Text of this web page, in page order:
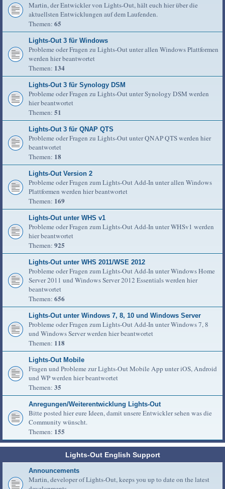
Martin, der Entwickler von Lights-Out, hält euch hier über die
aktuellsten Entwicklungen auf dem Laufenden.
Themen: 65
Lights-Out 3 für Windows
Probleme oder Fragen zu Lights-Out unter allen Windows Plattformen
werden hier beantwortet
Themen: 134
Lights-Out 3 für Synology DSM
Probleme oder Fragen zu Lights-Out unter Synology DSM werden
hier beantwortet
Themen: 51
Lights-Out 3 für QNAP QTS
Probleme oder Fragen zu Lights-Out unter QNAP QTS werden hier
beantwortet
Themen: 18
Lights-Out Version 2
Probleme oder Fragen zum Lights-Out Add-In unter allen Windows
Plattformen werden hier beantwortet
Themen: 169
Lights-Out unter WHS v1
Probleme oder Fragen zum Lights-Out Add-In unter WHSv1 werden
hier beantwortet
Themen: 925
Lights-Out unter WHS 2011/WSE 2012
Probleme oder Fragen zum Lights-Out Add-In unter Windows Home
Server 2011 und Windows Server 2012 Essentials werden hier
beantwortet
Themen: 656
Lights-Out unter Windows 7, 8, 10 und Windows Server
Probleme oder Fragen zum Lights-Out Add-In unter Windows 7, 8
und Windows Server werden hier beantwortet
Themen: 118
Lights-Out Mobile
Fragen und Probleme zur Lights-Out Mobile App unter iOS, Android
und WP werden hier beantwortet
Themen: 35
Anregungen/Weiterentwicklung Lights-Out
Bitte posted hier eure Ideen, damit unsere Entwickler sehen was die
Community wünscht.
Themen: 155
Lights-Out English Support
Announcements
Martin, developer of Lights-Out, keeps you up to date on the latest